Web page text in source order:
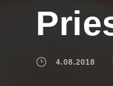
4.08.2018